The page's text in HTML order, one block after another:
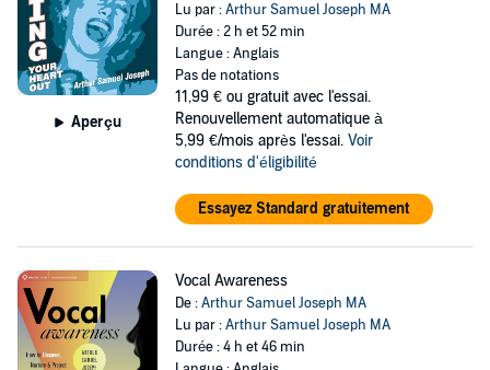
Aperçu
Lu par :Arthur Samuel Joseph MA
Durée : 2 h et 52 min
Langue : Anglais
Pas de notations
11,99 € ou gratuit avec l'essai.
Renouvellement automatique à
5,99 €/mois après l'essai. Voir
conditions d'éligibilité
Essayez Standard gratuitement
Vocal Awareness
De :Arthur Samuel Joseph MA
Lu par :Arthur Samuel Joseph MA
Durée : 4 h et 46 min